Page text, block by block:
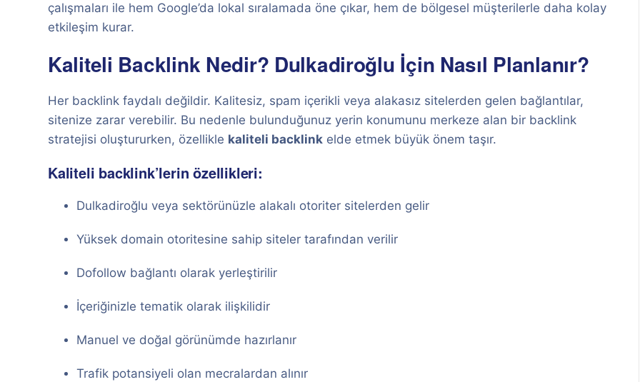
çalışmaları ile hem Google’da lokal sıralamada öne çıkar, hem de bölgesel müşterilerle daha kolay
etkileşim kurar.
Kaliteli Backlink Nedir? Dulkadiroğlu İçin Nasıl Planlanır?
Her backlink faydalı değildir. Kalitesiz, spam içerikli veya alakasız sitelerden gelen bağlantılar,
sitenize zarar verebilir. Bu nedenle bulunduğunuz yerin konumunu merkeze alan bir backlink
stratejisi oluştururken, özellikle kaliteli backlink elde etmek büyük önem taşır.
Kaliteli backlink’lerin özellikleri:
Dulkadiroğlu veya sektörünüzle alakalı otoriter sitelerden gelir
Yüksek domain otoritesine sahip siteler tarafından verilir
Dofollow bağlantı olarak yerleştirilir
İçeriğinizle tematik olarak ilişkilidir
Manuel ve doğal görünümde hazırlanır
Trafik potansiyeli olan mecralardan alınır